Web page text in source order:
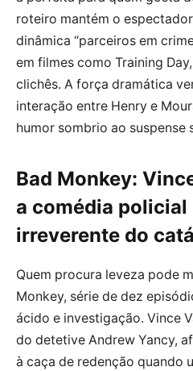
roteiro mantém o
dinâmica “parceiros em
em filmes como Training
clichês. A força dramática
interação entre Henry e
humor sombrio ao suspense
Bad Monkey:
a comédia policial
irreverente do
Quem procura leveza pode
Monkey, série de dez
ácido e investigação. Vince
do detetive Andrew Yancy,
à caça de redenção quando